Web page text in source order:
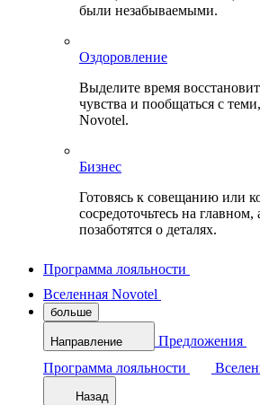
были незабываемыми.
Оздоровление
Выделите время
чувства и пообщаться с
Novotel.
Бизнес
Готовясь к совещанию или
сосредоточьтесь на
позаботятся о деталях.
Программа лояльности
Вселенная Novotel
больше
Направление Предложения
Программа лояльности
Назад